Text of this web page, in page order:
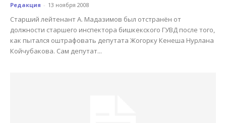
Редакция - 13 ноября 2008
Старший лейтенант А. Мадазимов был отстранён от
должности старшего инспектора бишкекского ГУВД после того,
как пытался оштрафовать депутата Жогорку Кенеша Нурлана
Койчубакова. Сам депутат...